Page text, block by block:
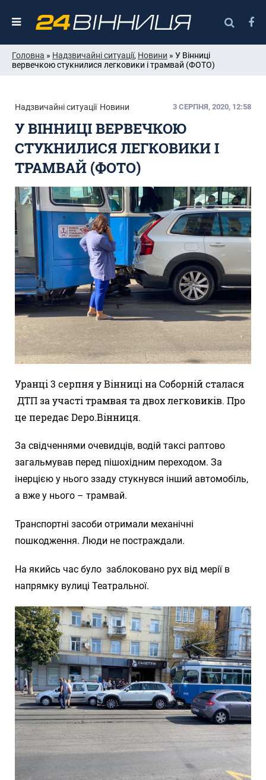
Головна » Надзвичайні ситуації, Новини » У Вінниці
вервечкою стукнилися легковики і трамвай (ФОТО)
Надзвичайні ситуації Новини 3 СЕРПНЯ, 2020, 12:58
У ВІННИЦІ ВЕРВЕЧКОЮ
СТУКНИЛИСЯ ЛЕГКОВИКИ І
ТРАМВАЙ (ФОТО)
Уранці 3 серпня у Вінниці на Соборній сталася
ДТП за участі трамвая та двох легковиків. Про
це передає Depo.Вінниця.
За свідченнями очевидців, водій таксі раптово
загальмував перед пішохідним переходом. За
інерцією у нього ззаду стукнувся інший автомобіль,
а вже у нього – трамвай.
Транспортні засоби отримали механічні
пошкодження. Люди не постраждали.
На якийсь час було заблоковано рух від мерії в
напрямку вулиці Театральної.